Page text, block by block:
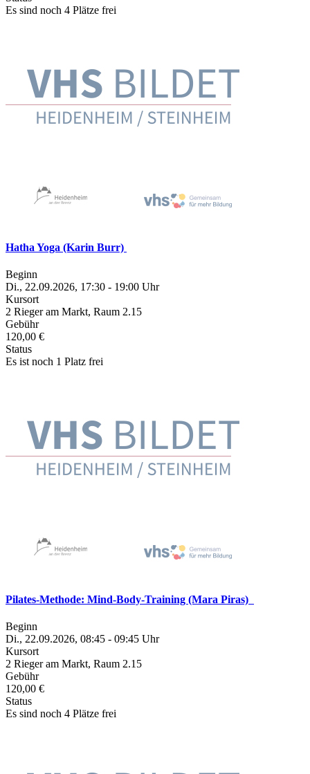
Es sind noch 4 Plätze frei
Hatha Yoga (Karin Burr)
Beginn
Di., 22.09.2026, 17:30 - 19:00 Uhr
Kursort
2 Rieger am Markt, Raum 2.15
Gebühr
120,00 €
Status
Es ist noch 1 Platz frei
Pilates-Methode: Mind-Body-Training (Mara Piras)
Beginn
Di., 22.09.2026, 08:45 - 09:45 Uhr
Kursort
2 Rieger am Markt, Raum 2.15
Gebühr
120,00 €
Status
Es sind noch 4 Plätze frei